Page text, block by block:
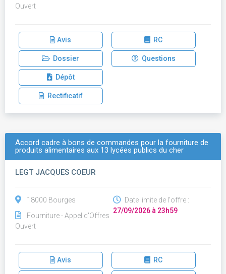
Ouvert
Avis RC
Dossier Questions
Dépôt
Rectificatif
Accord cadre à bons de commandes pour la fourniture de
produits alimentaires aux 13 lycées publics du cher
LEGT JACQUES COEUR
18000 Bourges
Fourniture - Appel d'Offres
Ouvert
Date limite de l'offre :
27/09/2026 à 23h59
Avis RC